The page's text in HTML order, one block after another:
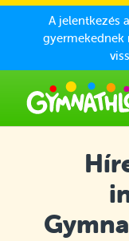
A jelentkezés
gyermekednek